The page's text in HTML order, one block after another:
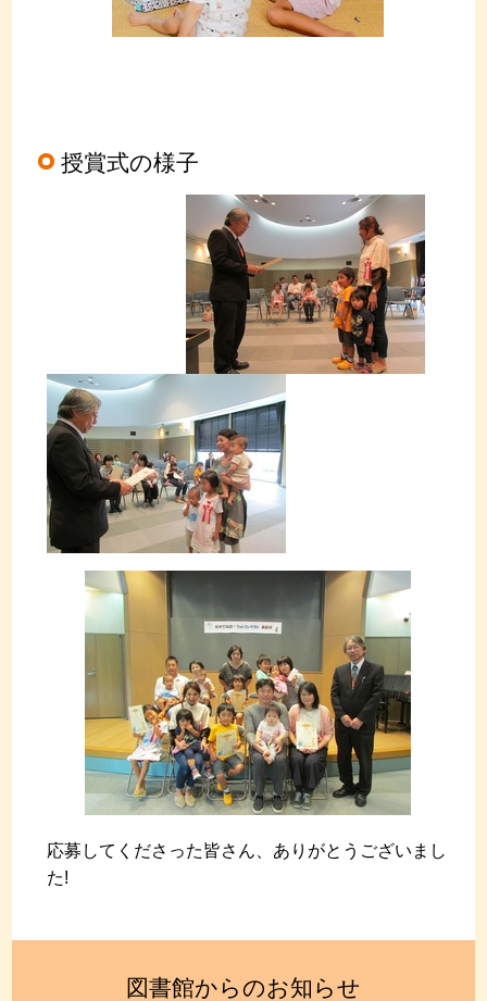
授賞式の様子
応募してくださった皆さん、ありがとうございまし
た!
図書館からのお知らせ